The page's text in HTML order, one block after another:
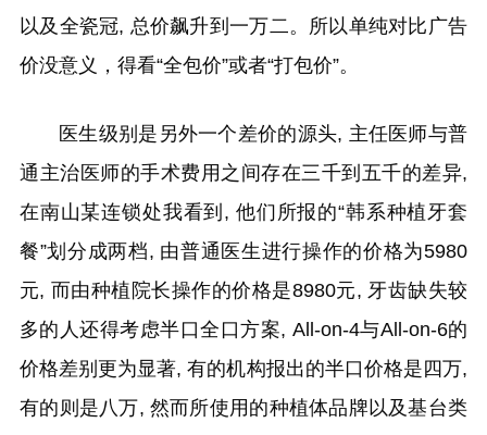
以及全瓷冠, 总价飙升到一万二。所以单纯对比广告
价没意义，得看“全包价”或者“打包价”。
医生级别是另外一个差价的源头, 主任医师与普
通主治医师的手术费用之间存在三千到五千的差异,
在南山某连锁处我看到, 他们所报的“韩系种植牙套
餐”划分成两档, 由普通医生进行操作的价格为5980
元, 而由种植院长操作的价格是8980元, 牙齿缺失较
多的人还得考虑半口全口方案, All-on-4与All-on-6的
价格差别更为显著, 有的机构报出的半口价格是四万,
有的则是八万, 然而所使用的种植体品牌以及基台类